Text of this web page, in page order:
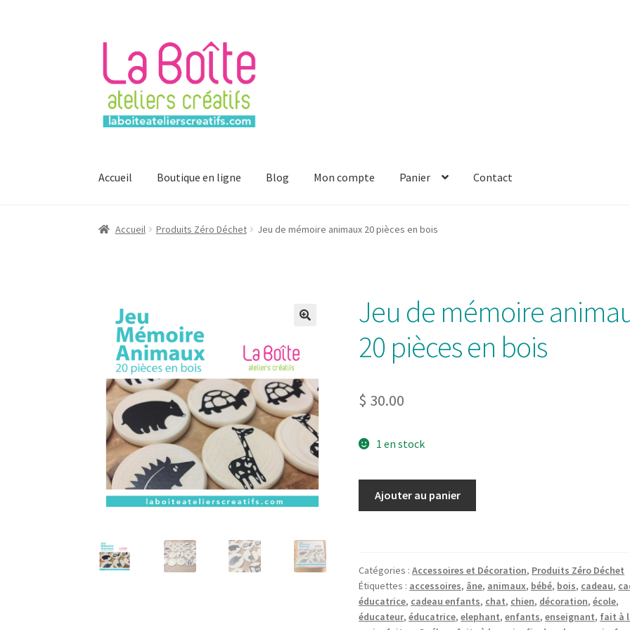
la
navigation
contenu
Accueil Boutique en ligne Blog Mon compte Panier Contact
Accueil Account Login Password Reset Register Solde de la carte-cadeau
Accueil Produits Zéro Déchet Jeu de mémoire animaux 20 pièces en bois
Jeu de mémoire
20 pièces en bois
$ 30.00
1 en stock
animaux
20
pièces
Ajouter au panier
Catégories :Accessoires et Décoration, Produits Zéro Déchet
Étiquettes : accessoires, âne, animaux, bébé, bois, cadeau,
éducatrice, cadeau enfants, chat, chien, décoration,école,
éducateur,éducatrice,elephant,enfants,enseignant, fait à